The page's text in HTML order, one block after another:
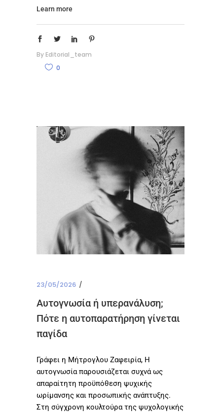
Learn more
By Editorial_team
0
23/05/2026
Αυτογνωσία ή υπερανάλυση;
Πότε η αυτοπαρατήρηση γίνεται
παγίδα
Γράφει η Μήτρογλου Ζαφειρία, Η
αυτογνωσία παρουσιάζεται συχνά ως
απαραίτητη προϋπόθεση ψυχικής
ωρίμανσης και προσωπικής ανάπτυξης.
Στη σύγχρονη κουλτούρα της ψυχολογικής